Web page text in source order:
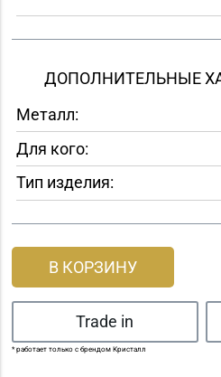
ДОПОЛНИТЕЛЬНЫЕ
Металл:
Для кого:
Тип изделия:
В КОРЗИНУ
Trade in
* работает только с брендом Кристалл